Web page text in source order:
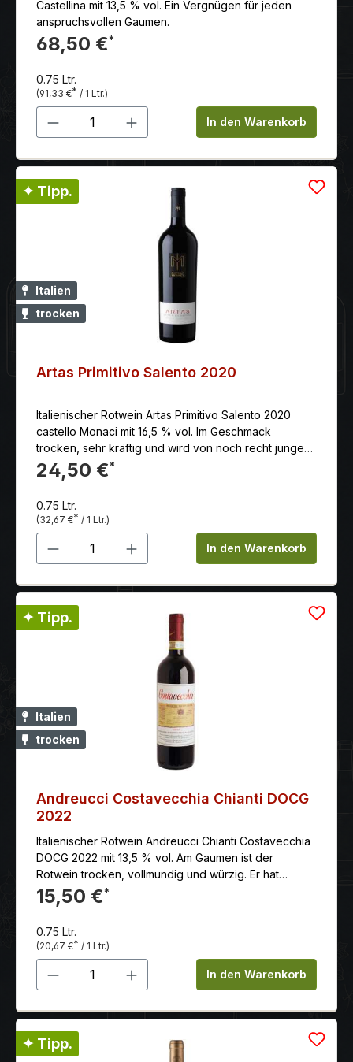
Castellina mit 13,5 % vol. Ein Vergnügen für jeden
anspruchsvollen Gaumen.
68,50 €*
0.75 Ltr.
(91,33 €* / 1 Ltr.)
Produkt Anzahl: Gib denIn den Warenkorb
✦ Tipp.
Italien
trocken
Artas Primitivo Salento 2020
Italienischer Rotwein Artas Primitivo Salento 2020
castello Monaci mit 16,5 % vol. Im Geschmack
trocken, sehr kräftig und wird von noch recht jungen
Tanninen unterstützt. Ein langer, mineralischer und
kräftiger Abgang macht den Artas zu einem sehr
24,50 €*
0.75 Ltr.
(32,67 €* / 1 Ltr.)
Produkt Anzahl: Gib denIn den Warenkorb
✦ Tipp.
Italien
trocken
Andreucci Costavecchia Chianti DOCG
2022
Italienischer Rotwein Andreucci Chianti Costavecchia
DOCG 2022 mit 13,5 % vol. Am Gaumen ist der
Rotwein trocken, vollmundig und würzig. Er hat
weiche, gut eingebundene Tannine und einen
langen, anhaltenden Abgang.
15,50 €*
0.75 Ltr.
(20,67 €* / 1 Ltr.)
Produkt Anzahl: Gib denIn den Warenkorb
✦ Tipp.